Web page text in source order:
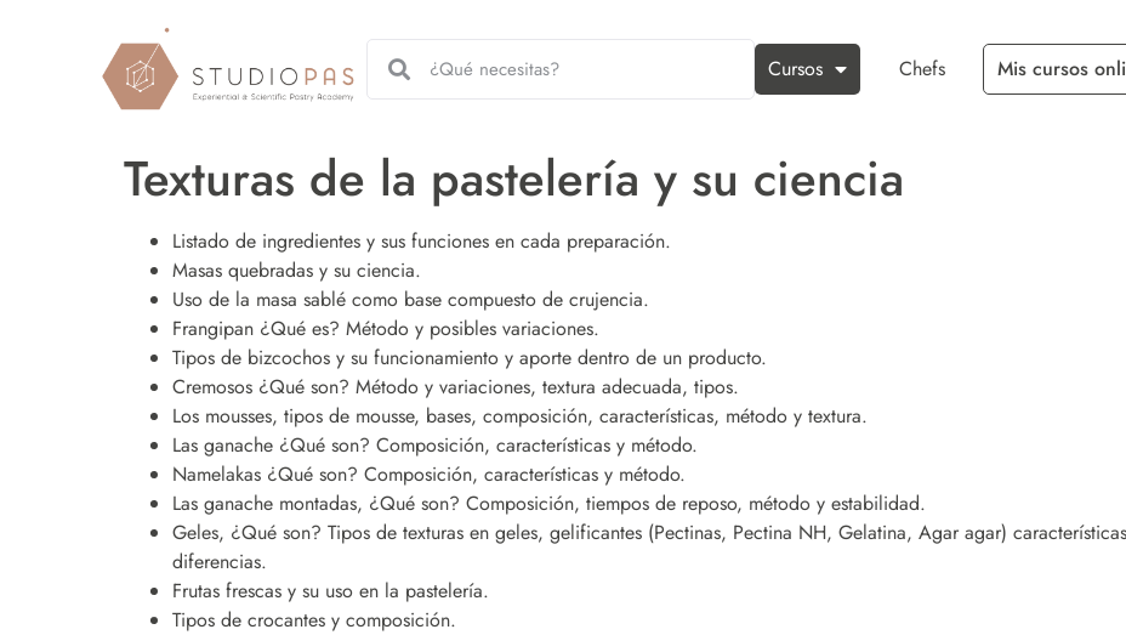
Cursos Chefs Mis cursos
Texturas de la pastelería y su ciencia
Listado de ingredientes y sus funciones en cada preparación.
Masas quebradas y su ciencia.
Uso de la masa sablé como base compuesto de crujencia.
Frangipan ¿Qué es? Método y posibles variaciones.
Tipos de bizcochos y su funcionamiento y aporte dentro de un producto.
Cremosos ¿Qué son? Método y variaciones, textura adecuada, tipos.
Los mousses, tipos de mousse, bases, composición, características, método y textura.
Las ganache ¿Qué son? Composición, características y método.
Namelakas ¿Qué son? Composición, características y método.
Las ganache montadas, ¿Qué son? Composición, tiempos de reposo, método y estabilidad.
Geles, ¿Qué son? Tipos de texturas en geles, gelificantes (Pectinas, Pectina NH, Gelatina, Agar agar)
diferencias.
Frutas frescas y su uso en la pastelería.
Tipos de crocantes y composición.